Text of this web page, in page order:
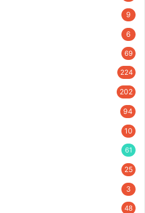
9
6
69
224
202
94
10
61
25
3
48